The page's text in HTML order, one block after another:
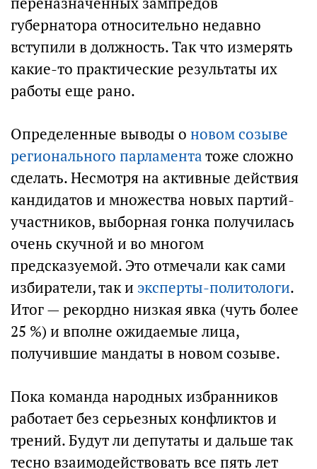
губернатора относительно недавно
вступили в должность. Так что измерять
какие-то практические результаты их
работы еще рано.
Определенные выводы о новом созыве
регионального парламентатоже сложно
сделать. Несмотря на активные действия
кандидатов и множества новых партий-
участников, выборная гонка получилась
очень скучной и во многом
предсказуемой. Это отмечали как сами
избиратели, так и эксперты-политологи.
Итог — рекордно низкая явка (чуть более
25 %) и вполне ожидаемые лица,
получившие мандаты в новом созыве.
Пока команда народных избранников
работает без серьезных конфликтов и
трений. Будут ли депутаты и дальше так
тесно взаимодействовать все пять лет